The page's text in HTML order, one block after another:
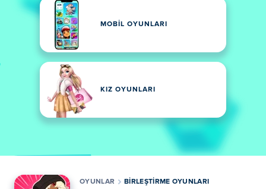
MOBIL OYUNLARI
KIZ OYUNLARI
OYUNLAR BIRLEŞTIRME OYUNLARI